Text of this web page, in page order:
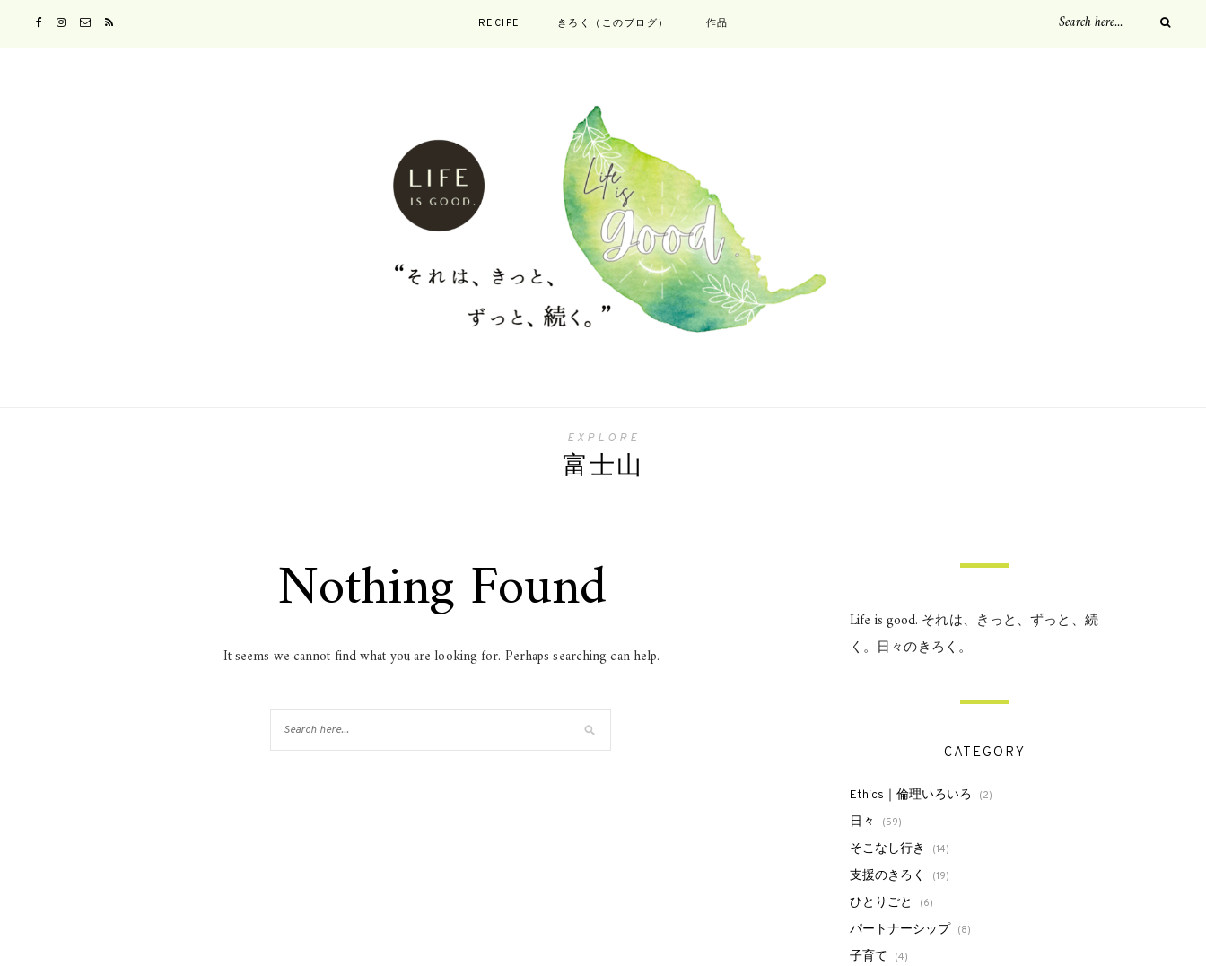
RECIPE きろく（このブログ） 作品
EXPLORE
富士山
Nothing Found
It seems we cannot find what you are looking for. Perhaps searching can help.
Life is good. それは、きっと、ずっと、続
く。日々のきろく。
CATEGORY
Ethics｜倫理いろいろ (2)
日々 (59)
そこなし行き (14)
支援のきろく (19)
ひとりごと (6)
パートナーシップ (8)
子育て (4)